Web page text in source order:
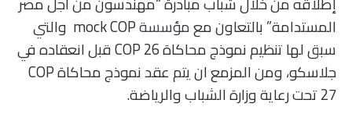
المستدامة” بالتعاون معمؤسسة
mock COP والتي
سبق لها تنظيم نموذج محاكاة COP 26 قبل انعقاده في
جلاسكو، ومن المزمع ان يتم عقد نموذج محاكاة COP
27 تحت رعاية وزارة الشباب والرياضة.